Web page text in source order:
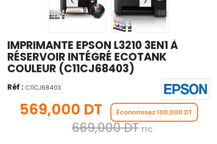
IMPRIMANTE EPSON L3210 3EN1 À
RÉSERVOIR INTÉGRÉ ECOTANK
COULEUR (C11CJ68403)
Réf : C11CJ68403
569,000 DT Économisez 100,000 DT
669,000 DT TTC